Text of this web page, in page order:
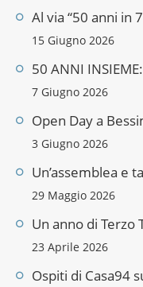
Al via “50 anni in
15 Giugno 2026
50 ANNI
7 Giugno 2026
Open Day a
3 Giugno 2026
Un’assemblea e
29 Maggio 2026
Un anno di Terzo
23 Aprile 2026
Ospiti di Casa94